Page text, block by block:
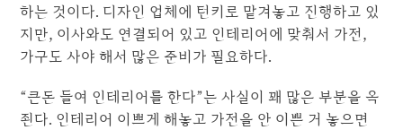
하는 것이다. 디자인 업체에 턴키로 맡겨놓고 진행하고 있
지만, 이사와도 연결되어 있고 인테리어에 맞춰서 가전,
가구도 사야 해서 많은 준비가 필요하다.
“큰돈 들여 인테리어를 한다”는 사실이 꽤 많은 부분을 옥
죈다. 인테리어 이쁘게 해놓고 가전을 안 이쁜 거 놓으면